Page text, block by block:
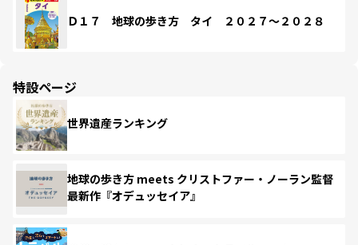
Ｄ１７ 地球の歩き方 タイ ２０２７～２０２８
特設ページ
世界遺産ランキング
地球の歩き方 meets クリストファー・ノーラン監督
最新作『オデュッセイア』